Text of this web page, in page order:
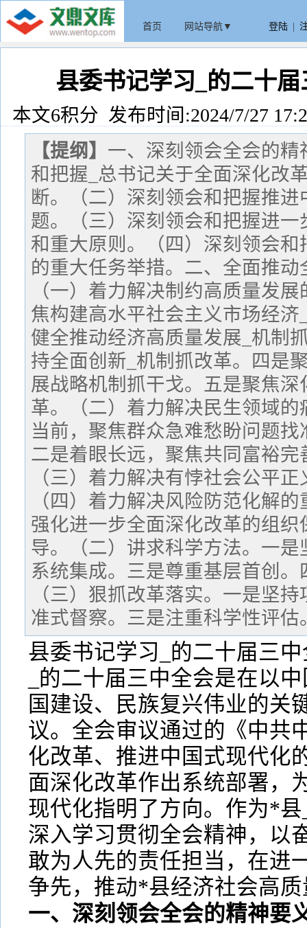
首页 网站导航▼ 登陆
县委书记学习_的二十
本文6积分 发布时间:2024/7/27
【提纲】 一、深刻领会全会的
和把握_总书记关于全面深化改
断。（二）深刻领会和把握推
题。（三）深刻领会和把握进
和重大原则。（四）深刻领会
的重大任务举措。二、全面推
（一）着力解决制约高质量发
焦构建高水平社会主义市场经
健全推动经济高质量发展_机制
持全面创新_机制抓改革。四是
展战略机制抓干戈。五是聚焦
革。（二）着力解决民生领域
当前，聚焦群众急难愁盼问题
二是着眼长远，聚焦共同富裕
（三）着力解决有悖社会公平
（四）着力解决风险防范化解
强化进一步全面深化改革的组
导。（二）讲求科学方法。一
系统集成。三是尊重基层首创
（三）狠抓改革落实。一是坚
准式督察。三是注重科学性评估
县委书记学习_的二十届三
_的二十届三中全会是在以
国建设、民族复兴伟业的关
议。全会审议通过的《中共
化改革、推进中国式现代化
面深化改革作出系统部署，
现代化指明了方向。作为*
深入学习贯彻全会精神，以
敢为人先的责任担当，在进
争先，推动*县经济社会高
一、深刻领会全会的精神要